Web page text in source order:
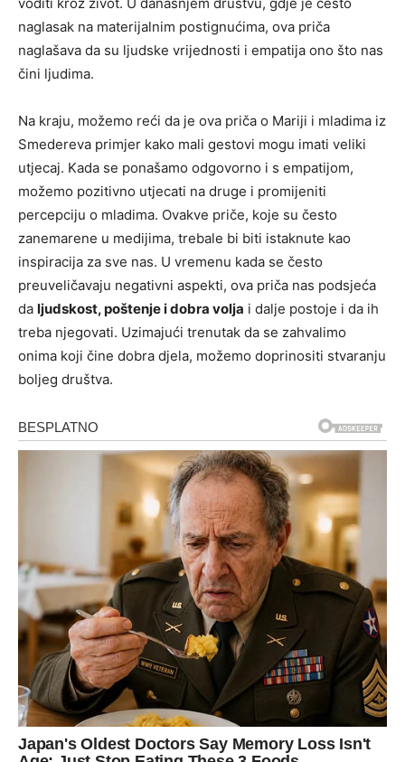
naglasak na materijalnim postignućima, ova priča
naglašava da su ljudske vrijednosti i empatija ono što nas
čini ljudima.
Na kraju, možemo reći da je ova priča o Mariji i mladima iz
Smedereva primjer kako mali gestovi mogu imati veliki
utjecaj. Kada se ponašamo odgovorno i s empatijom,
možemo pozitivno utjecati na druge i promijeniti
percepciju o mladima. Ovakve priče, koje su često
zanemarene u medijima, trebale bi biti istaknute kao
inspiracija za sve nas. U vremenu kada se često
preuveličavaju negativni aspekti, ova priča nas podsjeća
da ljudskost, poštenje i dobra volja i dalje postoje i da ih
treba njegovati. Uzimajući trenutak da se zahvalimo
onima koji čine dobra djela, možemo doprinositi stvaranju
boljeg društva.